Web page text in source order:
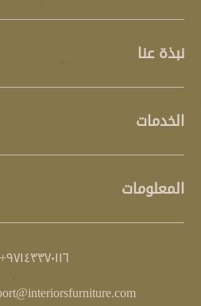
نبذة عنا
الخدمات
المعلومات
٩٧١٤٣٣٧٠١١٦+